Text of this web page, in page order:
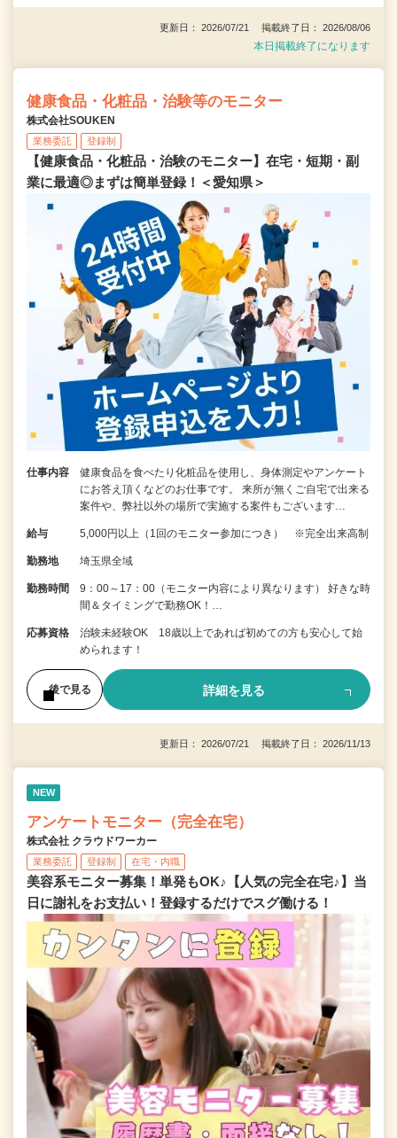
更新日： 2026/07/21 掲載終了日： 2026/08/06
本日掲載終了になります
健康食品・化粧品・治験等のモニター
株式会社SOUKEN
業務委託 登録制
【健康食品・化粧品・治験のモニター】在宅・短期・副
業に最適◎まずは簡単登録！＜愛知県＞
仕事内容
健康食品を食べたり化粧品を使用し、身体測定やアンケート
にお答え頂くなどのお仕事です。 来所が無くご自宅で出来る
案件や、弊社以外の場所で実施する案件もございます…
給与 5,000円以上（1回のモニター参加につき） ※完全出来高制
勤務地 埼玉県全域
勤務時間
9：00～17：00（モニター内容により異なります） 好きな時
間＆タイミングで勤務OK！…
応募資格
治験未経験OK 18歳以上であれば初めての方も安心して始
められます！
後で見る 詳細を見る
更新日： 2026/07/21 掲載終了日： 2026/11/13
NEW
アンケートモニター（完全在宅）
株式会社 クラウドワーカー
業務委託 登録制 在宅・内職
美容系モニター募集！単発もOK♪【人気の完全在宅♪】当
日に謝礼をお支払い！登録するだけでスグ働ける！